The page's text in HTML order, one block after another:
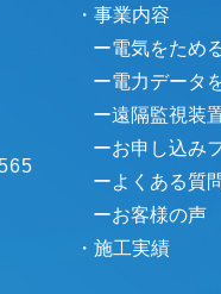
・事業内容
ー電気をため
ー電力データ
ー遠隔監視装
ーお申し込み
ーよくある質
ーお客様の声
・施工実績